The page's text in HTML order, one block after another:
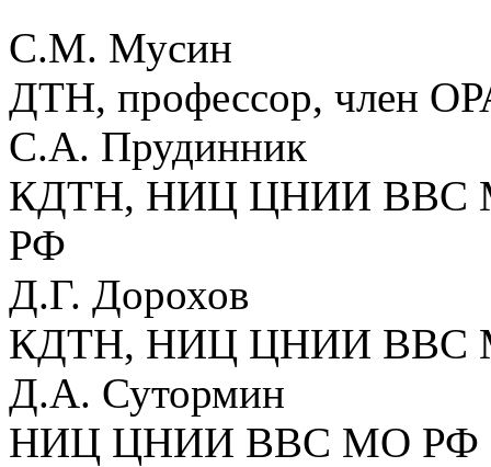
С.М. Мусин
ДТН, профессор, член
С.А. Прудинник
КДТН, НИЦ ЦНИИ ВВС
РФ
Д.Г. Дорохов
КДТН, НИЦ ЦНИИ ВВС
Д.А. Сутормин
НИЦ ЦНИИ ВВС МО РФ